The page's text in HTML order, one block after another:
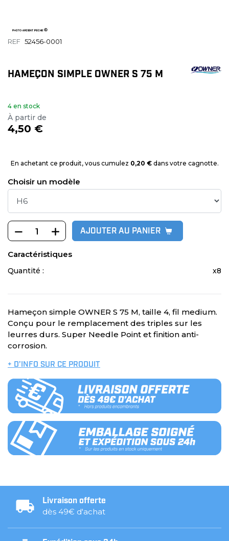
REF 52456-0001
HAMEÇON SIMPLE OWNER S 75 M
4 en stock
À partir de
4,50 €
En achetant ce produit, vous cumulez 0,20 €dans votre cagnotte.
Choisir un modèle
AJOUTER AU PANIER
Caractéristiques
Quantité : x8
Hameçon simple OWNER S 75 M, taille 4, fil medium.
Conçu pour le remplacement des triples sur les
leurres durs. Super Needle Point et finition anti-
corrosion.
+ D’INFO SUR CE PRODUIT
Livraison offerte
dès 49€ d'achat